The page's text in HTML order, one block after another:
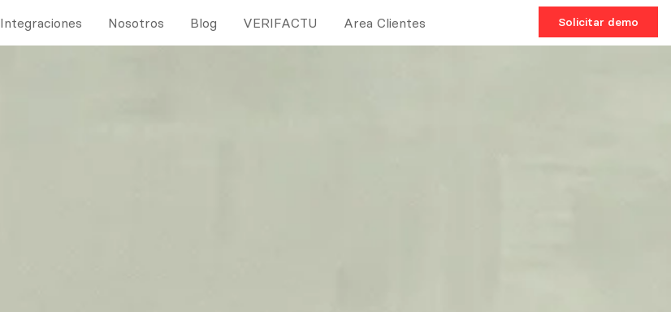
Integraciones Nosotros Blog VERIFACTU Area Clientes Solicitar demo